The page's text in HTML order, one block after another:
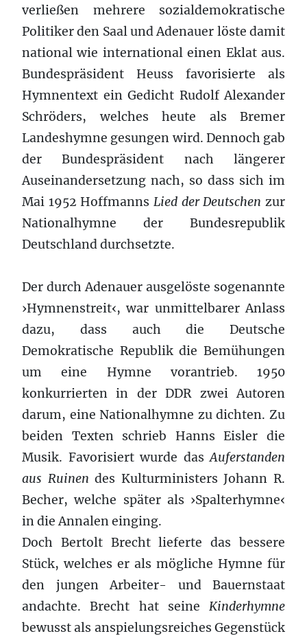
verließen mehrere sozialdemokratische
Politiker den Saal und Adenauer löste damit
national wie international einen Eklat aus.
Bundespräsident Heuss favorisierte als
Hymnentext ein Gedicht Rudolf Alexander
Schröders, welches heute als Bremer
Landeshymne gesungen wird. Dennoch gab
der Bundespräsident nach längerer
Auseinandersetzung nach, so dass sich im
Mai 1952 Hoffmanns Lied der Deutschen zur
Nationalhymne der Bundesrepublik
Deutschland durchsetzte.
Der durch Adenauer ausgelöste sogenannte
›Hymnenstreit‹, war unmittelbarer Anlass
dazu, dass auch die Deutsche
Demokratische Republik die Bemühungen
um eine Hymne vorantrieb. 1950
konkurrierten in der DDR zwei Autoren
darum, eine Nationalhymne zu dichten. Zu
beiden Texten schrieb Hanns Eisler die
Musik. Favorisiert wurde dasAuferstanden
aus Ruinen des Kulturministers Johann R.
Becher, welche später als ›Spalterhymne‹
in die Annalen einging.
Doch Bertolt Brecht lieferte das bessere
Stück, welches er als mögliche Hymne für
den jungen Arbeiter- und Bauernstaat
andachte. Brecht hat seine Kinderhymne
bewusst als anspielungsreiches Gegenstück